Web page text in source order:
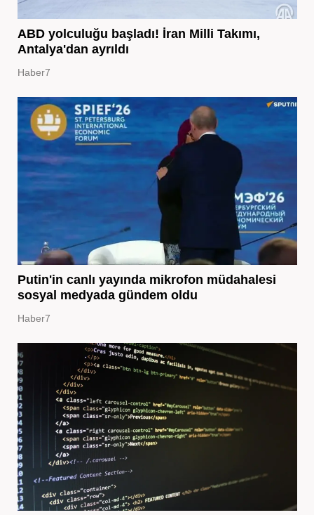
ABD yolculuğu başladı! İran Milli Takımı,
Antalya'dan ayrıldı
Haber7
Putin'in canlı yayında mikrofon müdahalesi
sosyal medyada gündem oldu
Haber7